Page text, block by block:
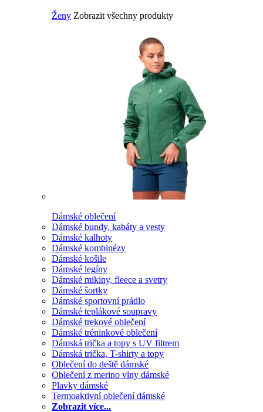
Ženy Zobrazit všechny produkty
Dámské oblečení
Dámské bundy, kabáty a vesty
Dámské kalhoty
Dámské kombinézy
Dámské košile
Dámské legíny
Dámské mikiny, fleece a svetry
Dámské šortky
Dámské sportovní prádlo
Dámské teplákové soupravy
Dámské trekové oblečení
Dámské tréninkové oblečení
Dámská trička a topy s UV filtrem
Dámská trička, T-shirty a topy
Oblečení do deště dámské
Oblečení z merino vlny dámské
Plavky dámské
Termoaktivní oblečení dámské
Zobrazit více...